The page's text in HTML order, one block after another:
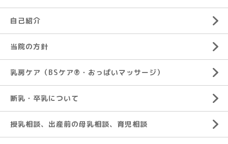
自己紹介
当院の方針
乳房ケア（BSケア®︎・おっぱいマッサージ）
断乳・卒乳について
授乳相談、出産前の母乳相談、育児相談